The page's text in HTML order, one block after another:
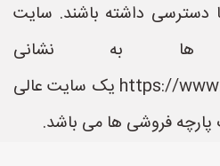
دسترسی داشته باشند. سایت
ها به نشانی
https://www.ParcheForooshiHa.ir یک سایت عالی
فروشی ها می باشد.